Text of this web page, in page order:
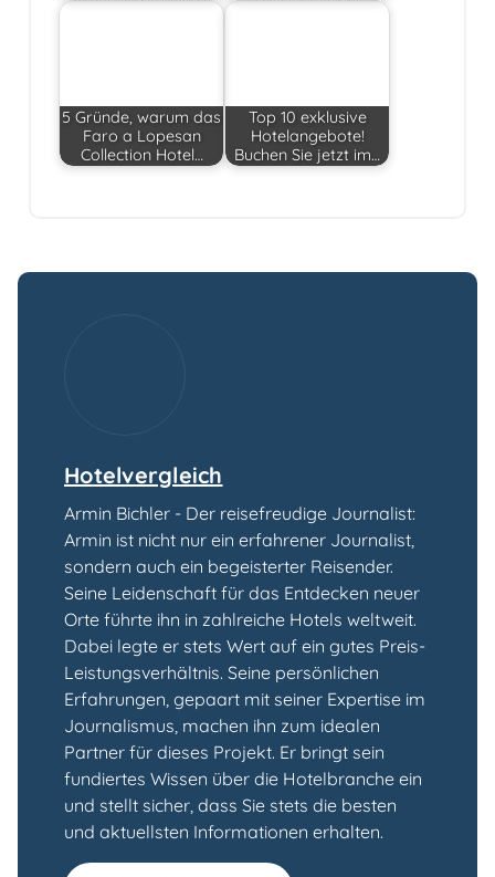
5 Gründe, warum das
Faro a Lopesan
Collection Hotel…
Top 10 exklusive
Hotelangebote!
Buchen Sie jetzt im…
Hotelvergleich
Armin Bichler - Der reisefreudige Journalist:
Armin ist nicht nur ein erfahrener Journalist,
sondern auch ein begeisterter Reisender.
Seine Leidenschaft für das Entdecken neuer
Orte führte ihn in zahlreiche Hotels weltweit.
Dabei legte er stets Wert auf ein gutes Preis-
Leistungsverhältnis. Seine persönlichen
Erfahrungen, gepaart mit seiner Expertise im
Journalismus, machen ihn zum idealen
Partner für dieses Projekt. Er bringt sein
fundiertes Wissen über die Hotelbranche ein
und stellt sicher, dass Sie stets die besten
und aktuellsten Informationen erhalten.